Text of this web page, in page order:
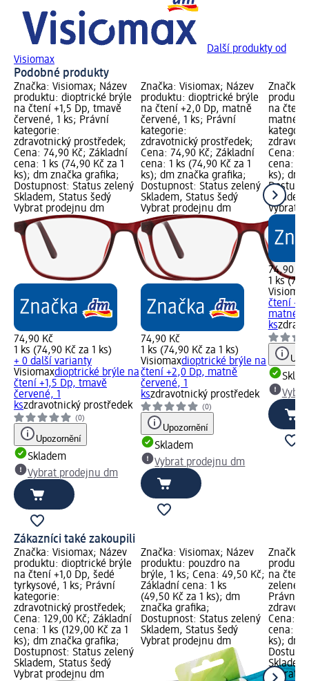
Další produkty od
Visiomax
Podobné produkty
Značka: Visiomax; Název
produktu: dioptrické brýle
na čtení +1,5 Dp, tmavě
červené, 1 ks; Právní
kategorie:
zdravotnický prostředek;
Cena: 74,90 Kč; Základní
cena: 1 ks (74,90 Kč za 1
ks); dm značka grafika;
Dostupnost: Status zelený
Skladem, Status šedý
Vybrat prodejnu dm
74,90 Kč
1 ks (74,90 Kč za 1 ks)
+ 0 další varianty
Visiomaxdioptrické brýle na
čtení +1,5 Dp, tmavě
červené, 1
kszdravotnický prostředek
(0)
Upozornění
Skladem
Vybrat prodejnu dm
Značka: Visiomax; Název
produktu: dioptrické brýle
na čtení +2,0 Dp, matně
červené, 1 ks; Právní
kategorie:
zdravotnický prostředek;
Cena: 74,90 Kč; Základní
cena: 1 ks (74,90 Kč za 1
ks); dm značka grafika;
Dostupnost: Status zelený
Skladem, Status šedý
Vybrat prodejnu dm
74,90 Kč
1 ks (74,90 Kč za 1 ks)
Visiomaxdioptrické brýle na
čtení +2,0 Dp, matně
červené, 1
kszdravotnický prostředek
(0)
Upozornění
Skladem
Vybrat prodejnu dm
Značka:
na čtení
matné,
Cena:
cena: 1
ks); dm
Vybrat
74,90 Kč
1 ks
Visiomax
čtení
matné, 1
ks
Zákazníci také zakoupili
Značka: Visiomax; Název
produktu: dioptrické brýle
na čtení +1,0 Dp, šedé
tyrkysové, 1 ks; Právní
kategorie:
zdravotnický prostředek;
Cena: 129,00 Kč; Základní
cena: 1 ks (129,00 Kč za 1
ks); dm značka grafika;
Dostupnost: Status zelený
Skladem, Status šedý
Vybrat prodejnu dm
Značka: Visiomax; Název
produktu: pouzdro na
brýle, 1 ks; Cena: 49,50 Kč;
Základní cena: 1 ks
(49,50 Kč za 1 ks); dm
značka grafika;
Dostupnost: Status zelený
Skladem, Status šedý
Vybrat prodejnu dm
Značka:
na čtení
zelené
Právní
Cena:
cena: 1
ks); dm
Vybrat